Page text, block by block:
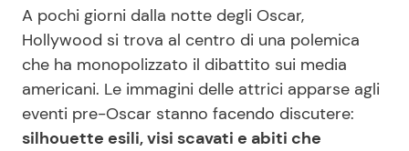
Salute
Viaggi e Turismo
Festività
Ricette Facili e Veloci
Ricette Feste
Ricette per Bambini
A pochi giorni dalla notte degli Oscar,
Hollywood si trova al centro di una polemica
che ha monopolizzato il dibattito sui media
americani. Le immagini delle attrici apparse agli
eventi pre-Oscar stanno facendo discutere:
silhouette esili, visi scavati e abiti che